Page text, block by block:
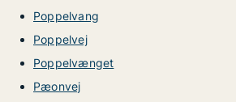
Poppelvang
Poppelvej
Poppelvænget
Pæonvej